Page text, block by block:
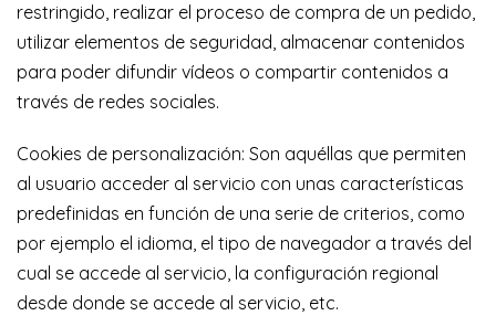
restringido, realizar el proceso de compra de un pedido,
utilizar elementos de seguridad, almacenar contenidos
para poder difundir vídeos o compartir contenidos a
través de redes sociales.
Cookies de personalización: Son aquéllas que permiten
al usuario acceder al servicio con unas características
predefinidas en función de una serie de criterios, como
por ejemplo el idioma, el tipo de navegador a través del
cual se accede al servicio, la configuración regional
desde donde se accede al servicio, etc.